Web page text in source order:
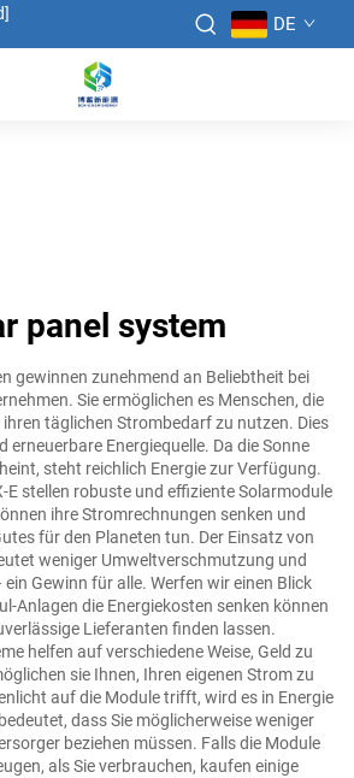
DE
panel system
gewinnen zunehmend an Beliebtheit bei
Sie ermöglichen es Menschen, die
ihren täglichen Strombedarf zu nutzen. Dies
erneuerbare Energiequelle. Da die Sonne
steht reichlich Energie zur Verfügung.
E stellen robuste und effiziente Solarmodule
ihre Stromrechnungen senken und
für den Planeten tun. Der Einsatz von
weniger Umweltverschmutzung und
Gewinn für alle. Werfen wir einen Blick
Anlagen die Energiekosten senken können
Lieferanten finden lassen.
helfen auf verschiedene Weise, Geld zu
sie Ihnen, Ihren eigenen Strom zu
auf die Module trifft, wird es in Energie
dass Sie möglicherweise weniger
beziehen müssen. Falls die Module
als Sie verbrauchen, kaufen einige